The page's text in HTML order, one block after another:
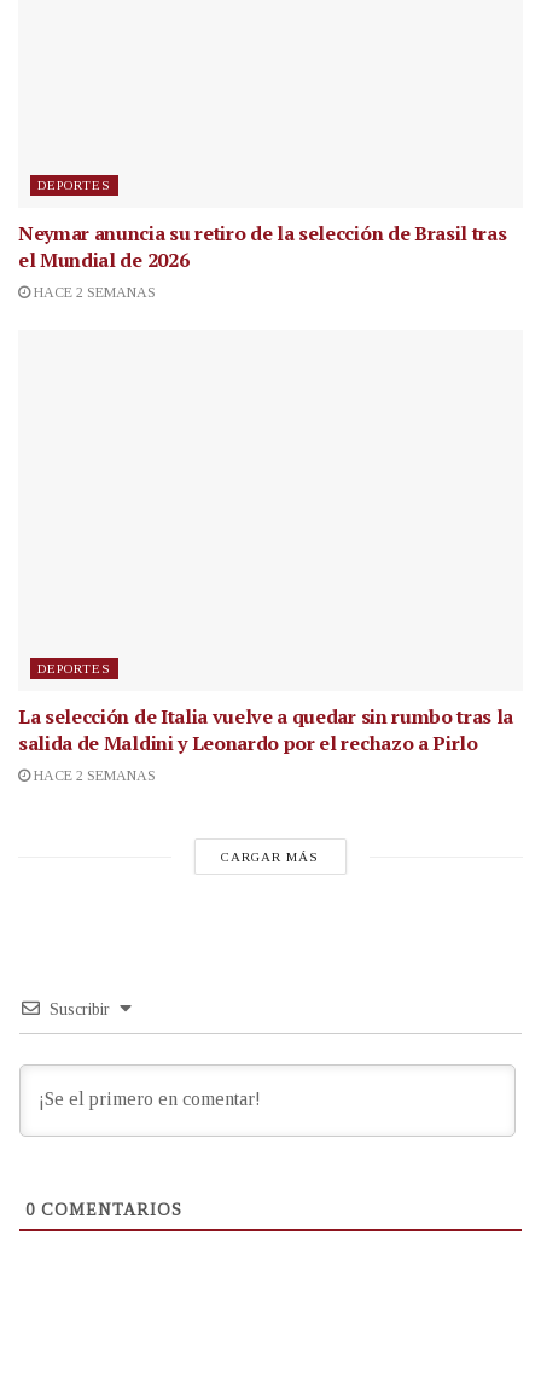
DEPORTES
Neymar anuncia su retiro de la selección de Brasil tras
el Mundial de 2026
HACE 2 SEMANAS
DEPORTES
La selección de Italia vuelve a quedar sin rumbo tras la
salida de Maldini y Leonardo por el rechazo a Pirlo
HACE 2 SEMANAS
CARGAR MÁS
Suscribir
0 COMENTARIOS